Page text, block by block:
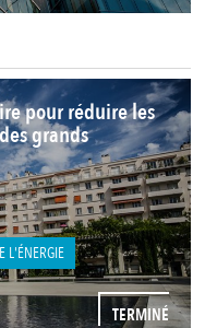
pour réduire les
grands
L'ÉNERGIE
TERMINÉ